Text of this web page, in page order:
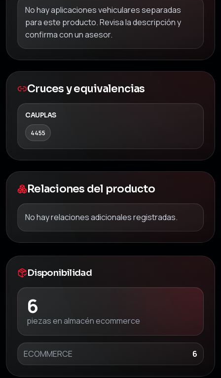
No hay aplicaciones vehiculares separadas
para este producto. Revisa la descripción y
confirma con un asesor.
Cruces y equivalencias
CAUPLAS
4455
Relaciones del producto
No hay relaciones adicionales registradas.
Disponibilidad
6
piezas en almacén ecommerce
ECOMMERCE 6